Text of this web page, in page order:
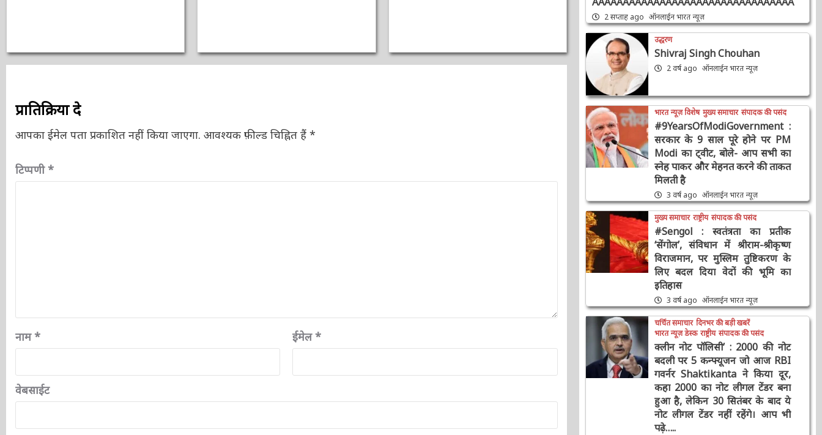
प्रातिक्रिया दे
आपका ईमेल पता प्रकाशित नहीं किया जाएगा. आवश्यक फ़ील्ड चिह्नित हैं *
टिप्पणी*
नाम* ईमेल*
वेबसाईट
2 सप्ताह ago ऑनलाईन भारत न्यूज़
उद्धरण
Shivraj Singh Chouhan
2 वर्ष ago ऑनलाईन भारत न्यूज़
भारत न्यूज़ विशेष मुख्य समाचार
संपादक की पसंद
#9YearsOfModiGovernment :
सरकार के 9 साल पूरे होने पर PM
Modi का ट्वीट, बोले- आप सभी का
स्नेह पाकर और मेहनत करने की
ताकत मिलती है
3 वर्ष ago ऑनलाईन भारत न्यूज़
मुख्य समाचार राष्ट्रीय संपादक की पसंद
#Sengol : स्वतंत्रता का प्रतीक
‘सेंगोल’, संविधान में श्रीराम-श्रीकृष्ण
विराजमान, पर मुस्लिम तुष्टिकरण के
लिए बदल दिया वेदों की भूमि का
इतिहास
3 वर्ष ago ऑनलाईन भारत न्यूज़
चर्चित समाचार दिनभर की बड़ी खबरें
भारत न्यूज़ डेस्क राष्ट्रीय संपादक की पसंद
क्लीन नोट पॉलिसी’ : 2000 की नोट
बदली पर 5 कन्फ्यूजन जो आज RBI
गवर्नर Shaktikanta ने किया दूर,
कहा 2000 का नोट लीगल टेंडर बना
हुआ है, लेकिन 30 सितंबर के बाद ये
नोट लीगल टेंडर नहीं रहेंगे। आप भी
पढ़े…..